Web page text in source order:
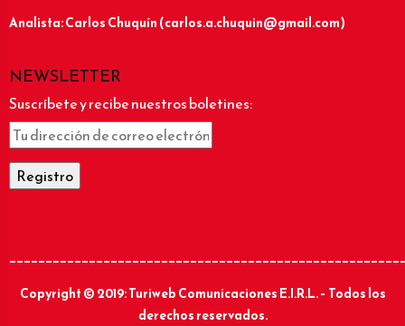
Analista: Carlos Chuquín (carlos.a.chuquin@gmail.com)
NEWSLETTER
Suscríbete y recibe nuestros boletines:
Copyright © 2019: Turiweb Comunicaciones E.I.R.L. – Todos los
derechos reservados.